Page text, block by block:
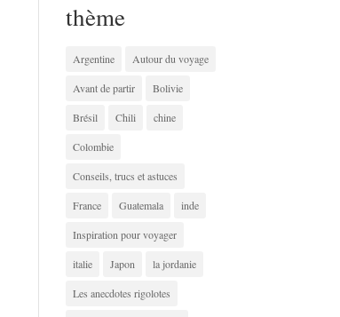
thème
Argentine Autour du voyage
Avant de partir Bolivie
Brésil Chili chine
Colombie
Conseils, trucs et astuces
France Guatemala inde
Inspiration pour voyager
italie Japon la jordanie
Les anecdotes rigolotes